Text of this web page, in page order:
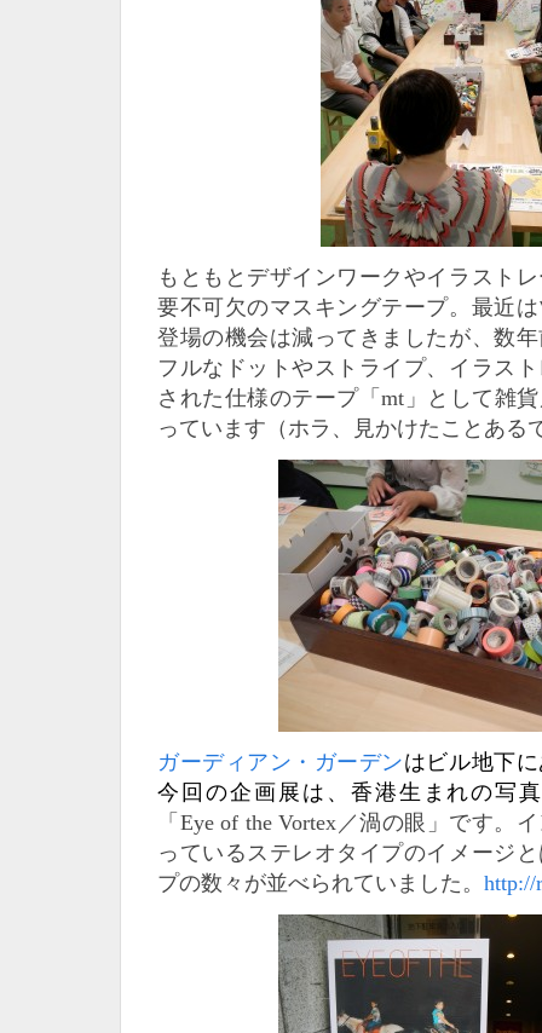
もともとデザインワークやイラスト
要不可欠のマスキングテープ。最近
登場の機会は減ってきましたが、数
フルなドットやストライプ、イラス
された仕様のテープ「mt」として雑
っています（ホラ、見かけたことある
ガーディアン・ガーデンはビル地下
今回の企画展は、香港生まれの写
「Eye of the Vortex／渦の眼」です。
っているステレオタイプのイメージ
プの数々が並べられていました。 http://